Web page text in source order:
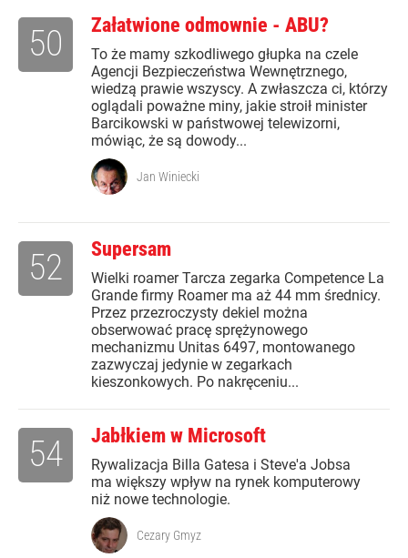
Załatwione odmownie - ABU?
To że mamy szkodliwego głupka na czele
Agencji Bezpieczeństwa Wewnętrznego,
wiedzą prawie wszyscy. A zwłaszcza ci, którzy
oglądali poważne miny, jakie stroił minister
Barcikowski w państwowej telewizorni,
mówiąc, że są dowody...
50
Jan Winiecki
Supersam
Wielki roamer Tarcza zegarka Competence La
Grande firmy Roamer ma aż 44 mm średnicy.
Przez przezroczysty dekiel można
obserwować pracę sprężynowego
mechanizmu Unitas 6497, montowanego
zazwyczaj jedynie w zegarkach
kieszonkowych. Po nakręceniu...
52
Jabłkiem w Microsoft
Rywalizacja Billa Gatesa i Steve'a Jobsa
ma większy wpływ na rynek komputerowy
niż nowe technologie.
54
Cezary Gmyz